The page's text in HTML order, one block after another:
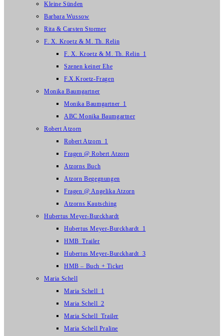
Kleine Sünden
Barbara Wussow
Rita & Carsten Stormer
F. X. Kroetz & M. Th. Relin
F. X. Kroetz & M. Th. Relin_1
Szenen keiner Ehe
F.X.Kroetz-Fragen
Monika Baumgartner
Monika Baumgartner_1
ABC Monika Baumgartner
Robert Atzorn
Robert Atzorn_1
Fragen @ Robert Atzorn
Atzorns Buch
Atzorn Begegnungen
Fragen @ Angelika Atzorn
Atzorns Kautsching
Hubertus Meyer-Burckhardt
Hubertus Meyer-Burckhardt_1
HMB_Trailer
Hubertus Meyer-Burckhardt_3
HMB – Buch + Ticket
Maria Schell
Maria Schell_1
Maria Schell_2
Maria Schell_Trailer
Maria Schell Praline